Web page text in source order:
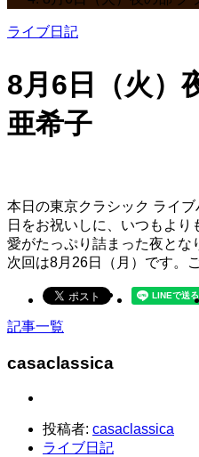
ライブ日記
8月6日（火）
亜希子
本日の東京クラシック ライ
日をお祝いしに、いつもよ
愛がたっぷり詰まった夜とな
次回は8月26日（月）です。
記事一覧
casaclassica
投稿者: casaclassica
ライブ日記